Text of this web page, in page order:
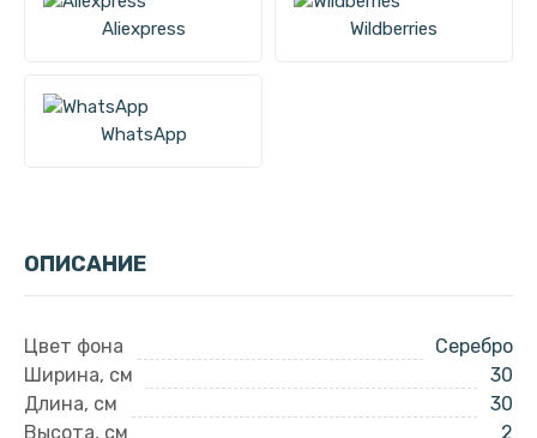
Aliexpress Wildberries
WhatsApp
ОПИСАНИЕ
Цвет фона
Серебро
Ширина, см
30
Длина, см
30
Высота, см
2